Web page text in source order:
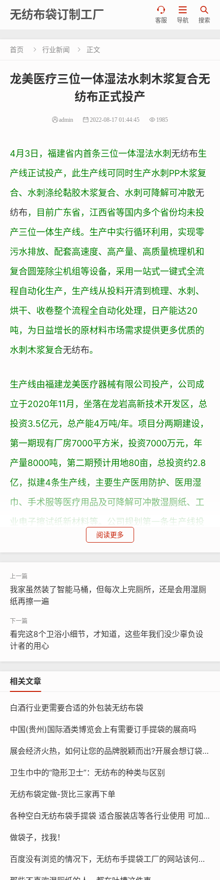
无纺布袋订制工厂 
搜索

导航

客服
首页  行业新闻  正文
龙美医疗三位一体湿法水刺木浆复合无
纺布正式投产
admin 2022-08-17 01:44:45 1985
4月3日，福建省内首条三位一体湿法水刺 无纺布生
产线正试投产，此生产线可同时生产水刺PP木浆复
合、水刺涤纶黏胶木浆复合、水刺可降解可冲散无
纺布，目前广东省，江西省等国内多个省份均未投
产三位一体生产线。生产中实行循环利用，实现零
污水排放、配套高速度、高产量、高质量梳理机和
复合圆笼除尘机组等设备，采用一站式一键式全流
程自动化生产，生产线从投料开清到梳理、水刺、
烘干、收卷整个流程全自动化处理，日产能达20
吨，为日益增长的原材料市场需求提供更多优质的
水刺木浆复合无纺布。
生产线由福建龙美医疗器械有限公司投产，公司成
立于2020年11月，坐落在龙岩高新技术开发区，总
投资3.5亿元，总产能4万吨/年。项目分两期建设，
第一期现有厂房7000平方米，投资7000万元，年
产量8000吨，第二期预计用地80亩，总投资约2.8
亿，拟建4条生产线，主要生产医用防护、医用湿
巾、手术服等医疗用品及可降解可冲散湿厕纸、工
业电子擦试纸新材料等。公司规划第一条生产线投
产于2022年4月，第二条生产线计划于2023年6月
福建省政府副省长、党委成员、龙岩市委书记李建
彩色无纺布
厂家订制各种克重规格无纺布非织造
56980
投产之初，福建省政府副省长、党委成员、龙岩市
委书记李建成，龙岩市委副书记、市长胡盛，国家
级龙岩高新技术产业开发区书记主任袁静等领导都
来公司慰问关心指导工作。
阅读更多
我家虽然装了智能马桶，但每次上完厕所，还是会用湿厕
纸再擦一遍
看完这8个卫浴小细节，才知道，这些年我们没少辜负设
计者的用心
相关文章
白酒行业更需要合适的外包装无纺布袋
中国(贵州)国际酒类博览会上有需要订手提袋的展商吗
展会经济火热，如何让您的品牌脱颖而出?开展会想订袋子？找15225080030
卫生巾中的“隐形卫士”：无纺布的种类与区别
无纺布袋定做-货比三家再下单
各种空白无纺布袋手提袋 适合服装店等各行业使用 可加印内容 空白袋100个起发，加印内容1000条起 量大价优
做袋子，找我！
百度没有浏览的情况下，无纺布手提袋工厂的网站该何去何从？